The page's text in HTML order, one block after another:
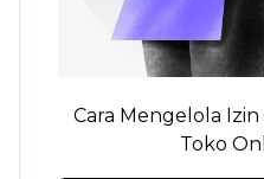
Cara Mengelola Izin
Toko